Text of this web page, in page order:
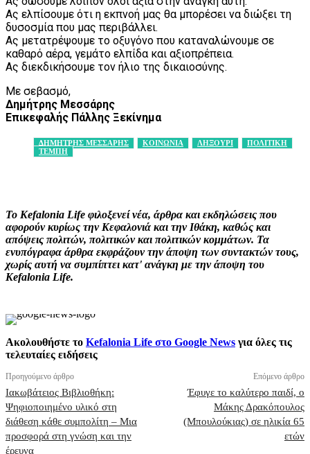
Ας ελπίσουμε ότι η εκπνοή μας θα μπορέσει να διώξει τη
δυσοσμία που μας περιβάλλει.
Ας μετατρέψουμε το οξυγόνο που καταναλώνουμε σε
καθαρό αέρα, γεμάτο ελπίδα και αξιοπρέπεια.
Ας διεκδικήσουμε τον ήλιο της δικαιοσύνης.
Με σεβασμό,
Δημήτρης Μεσσάρης
Επικεφαλής Πάλλης Ξεκίνημα
ΔΗΜΗΤΡΗΣ ΜΕΣΣΑΡΗΣ ΚΟΙΝΩΝΙΑ ΛΗΞΟΥΡΙ
ΠΟΛΙΤΙΚΗ
ΤΕΜΠΗ
Το Kefalonia Life φιλοξενεί νέα, άρθρα και εκδηλώσεις που
αφορούν κυρίως την Κεφαλονιά και την Ιθάκη, καθώς και
απόψεις πολιτών, πολιτικών και πολιτικών κομμάτων. Τα
ενυπόγραφα άρθρα εκφράζουν την άποψη των συντακτών τους,
χωρίς αυτή να συμπίπτει κατ' ανάγκη με την άποψη του
Kefalonia Life.
Ακολουθήστε το Kefalonia Life στο Google News για όλες τις
τελευταίες ειδήσεις
Προηγούμενο άρθρο
Ιακωβάτειος Βιβλιοθήκη:
Ψηφιοποιημένο υλικό στη
διάθεση κάθε συμπολίτη – Μια
προσφορά στη γνώση και την
έρευνα
Επόμενο άρθρο
Έφυγε το καλύτερο παιδί, ο
Μάκης Δρακόπουλος
(Μπουλούκιας) σε ηλικία 65
ετών